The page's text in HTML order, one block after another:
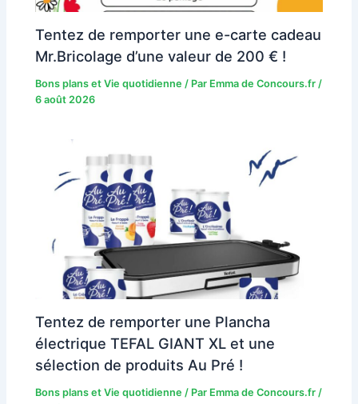
Tentez de remporter une e-carte cadeau
Mr.Bricolage d’une valeur de 200 € !
Bons plans et Vie quotidienne / Par Emma de Concours.fr /
6 août 2026
Tentez de remporter une Plancha
électrique TEFAL GIANT XL et une
sélection de produits Au Pré !
Bons plans et Vie quotidienne / Par Emma de Concours.fr /